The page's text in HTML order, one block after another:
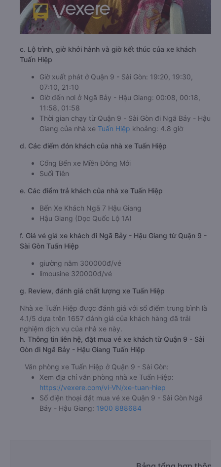
c. Lộ trình, giờ khởi hành và giờ kết thúc của xe khách
Tuấn Hiệp
Giờ xuất phát ở Quận 9 - Sài Gòn: 19:20, 19:30,
07:10, 21:10
Giờ đến nơi ở Ngã Bảy - Hậu Giang: 00:08, 00:18,
11:58, 01:58
Thời gian chạy từ Quận 9 - Sài Gòn đi Ngã Bảy - Hậu
Giang của nhà xe Tuấn Hiệp khoảng: 4.8 giờ
d. Các điểm đón khách của nhà xe Tuấn Hiệp
Cổng Bến xe Miền Đông Mới
Suối Tiên
e. Các điểm trả khách của nhà xe Tuấn Hiệp
Bến Xe Khách Ngã 7 Hậu Giang
Hậu Giang (Dọc Quốc Lộ 1A)
f. Giá vé giá xe khách đi Ngã Bảy - Hậu Giang từ Quận 9 -
Sài Gòn Tuấn Hiệp
giường nằm 300000đ/vé
limousine 320000đ/vé
g. Review, đánh giá chất lượng xe Tuấn Hiệp
Nhà xe Tuấn Hiệp được đánh giá với số điểm trung bình là
4.1/5 dựa trên 1657 đánh giá của khách hàng đã trải
nghiệm dịch vụ của nhà xe này.
h. Thông tin liên hệ, đặt mua vé xe khách từ Quận 9 - Sài
Gòn đi Ngã Bảy - Hậu Giang Tuấn Hiệp
Văn phòng xe Tuấn Hiệp ở Quận 9 - Sài Gòn:
Xem địa chỉ văn phòng nhà xe Tuấn Hiệp:
https://vexere.com/vi-VN/xe-tuan-hiep
Số điện thoại đặt mua vé xe Quận 9 - Sài Gòn Ngã
Bảy - Hậu Giang: 1900 888684